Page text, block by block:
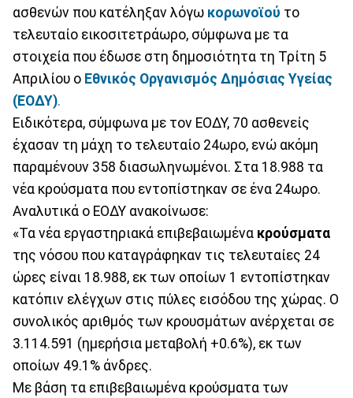
ασθενών που κατέληξαν λόγω κορωνοϊού το
τελευταίο εικοσιτετράωρο, σύμφωνα με τα
στοιχεία που έδωσε στη δημοσιότητα τη Τρίτη 5
Απριλίου ο Εθνικός Οργανισμός Δημόσιας Υγείας
(ΕΟΔΥ).
Ειδικότερα, σύμφωνα με τον ΕΟΔΥ, 70 ασθενείς
έχασαν τη μάχη το τελευταίο 24ωρο, ενώ ακόμη
παραμένουν 358 διασωληνωμένοι. Στα 18.988 τα
νέα κρούσματα που εντοπίστηκαν σε ένα 24ωρο.
Αναλυτικά ο ΕΟΔΥ ανακοίνωσε:
«Τα νέα εργαστηριακά επιβεβαιωμένα κρούσματα
της νόσου που καταγράφηκαν τις τελευταίες 24
ώρες είναι 18.988, εκ των οποίων 1 εντοπίστηκαν
κατόπιν ελέγχων στις πύλες εισόδου της χώρας. Ο
συνολικός αριθμός των κρουσμάτων ανέρχεται σε
3.114.591 (ημερήσια μεταβολή +0.6%), εκ των
οποίων 49.1% άνδρες.
Με βάση τα επιβεβαιωμένα κρούσματα των